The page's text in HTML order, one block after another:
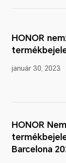
január 30, 2023
HONOR
HONOR
Barcelona